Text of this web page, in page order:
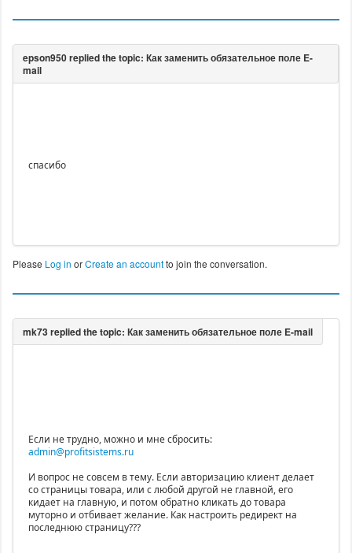
спасибо
Please Log in orCreate an accountto join the conversation.
Если не трудно, можно и мне сбросить:
admin@profitsistems.ru
И вопрос не совсем в тему. Если авторизацию клиент делает
со страницы товара, или с любой другой не главной, его
кидает на главную, и потом обратно кликать до товара
муторно и отбивает желание. Как настроить редирект на
последнюю страницу???